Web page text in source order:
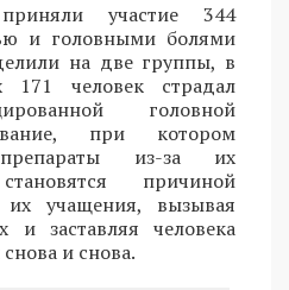
участие 344
и головными болями
на две группы, в
человек страдал
головной
при котором
из-за их
причиной
учащения, вызывая
и заставляя человека
и снова.